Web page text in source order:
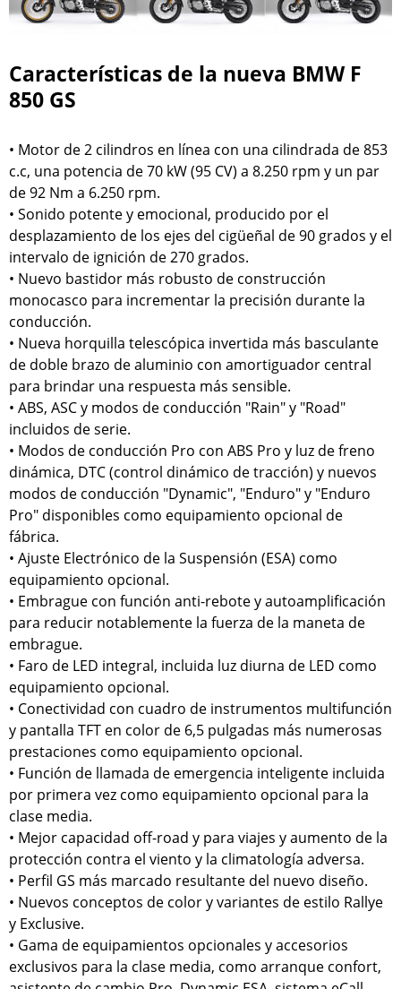
Características de la nueva BMW F
850 GS
• Motor de 2 cilindros en línea con una cilindrada de 853
c.c, una potencia de 70 kW (95 CV) a 8.250 rpm y un par
de 92 Nm a 6.250 rpm.
• Sonido potente y emocional, producido por el
desplazamiento de los ejes del cigüeñal de 90 grados y el
intervalo de ignición de 270 grados.
• Nuevo bastidor más robusto de construcción
monocasco para incrementar la precisión durante la
conducción.
• Nueva horquilla telescópica invertida más basculante
de doble brazo de aluminio con amortiguador central
para brindar una respuesta más sensible.
• ABS, ASC y modos de conducción "Rain" y "Road"
incluidos de serie.
• Modos de conducción Pro con ABS Pro y luz de freno
dinámica, DTC (control dinámico de tracción) y nuevos
modos de conducción "Dynamic", "Enduro" y "Enduro
Pro" disponibles como equipamiento opcional de
fábrica.
• Ajuste Electrónico de la Suspensión (ESA) como
equipamiento opcional.
• Embrague con función anti-rebote y autoamplificación
para reducir notablemente la fuerza de la maneta de
embrague.
• Faro de LED integral, incluida luz diurna de LED como
equipamiento opcional.
• Conectividad con cuadro de instrumentos multifunción
y pantalla TFT en color de 6,5 pulgadas más numerosas
prestaciones como equipamiento opcional.
• Función de llamada de emergencia inteligente incluida
por primera vez como equipamiento opcional para la
clase media.
• Mejor capacidad off-road y para viajes y aumento de la
protección contra el viento y la climatología adversa.
• Perfil GS más marcado resultante del nuevo diseño.
• Nuevos conceptos de color y variantes de estilo Rallye
y Exclusive.
• Gama de equipamientos opcionales y accesorios
exclusivos para la clase media, como arranque confort,